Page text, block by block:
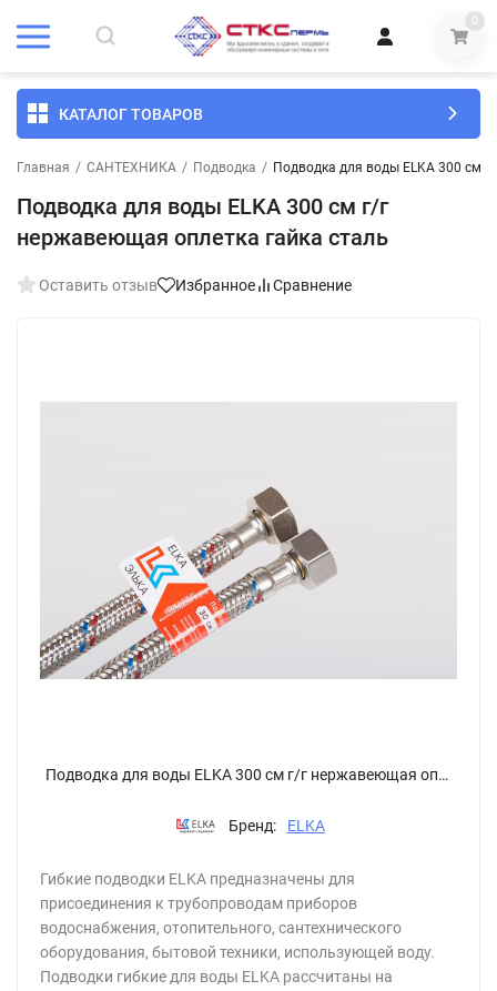
0
КАТАЛОГ ТОВАРОВ
Главная / САНТЕХНИКА / Подводка / Подводка для воды ELKA 300 см
Подводка для воды ELKA 300 см г/г
нержавеющая оплетка гайка сталь
Оставить отзыв Избранное Сравнение
Подводка для воды ELKA 300 см г/г нержавеющая оплетка гайка сталь
Бренд: ELKA
Гибкие подводки ELKA предназначены для
присоединения к трубопроводам приборов
водоснабжения, отопительного, сантехнического
оборудования, бытовой техники, использующей воду.
Подводки гибкие для воды ELKA рассчитаны на